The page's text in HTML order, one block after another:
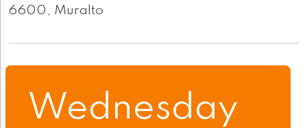
6600, Muralto
Wednesday